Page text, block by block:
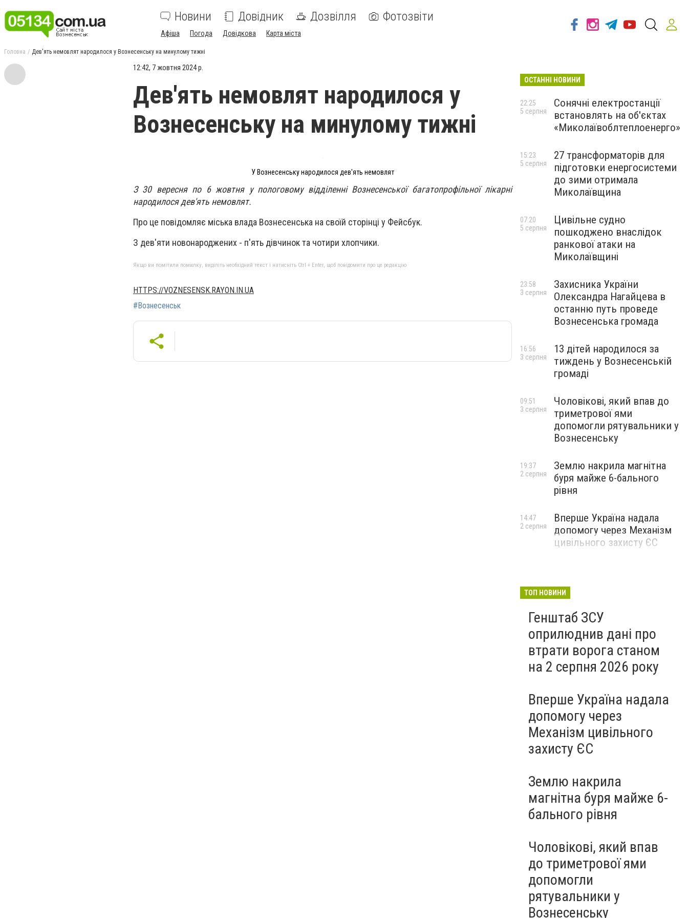
Новини Довідник Дозвілля Фотозвіти
Афіша Погода Довідкова Карта міста
Головна Дев'ять немовлят народилося у Вознесенську на минулому тижні
12:42, 7 жовтня 2024 р.
Дев'ять немовлят народилося у
Вознесенську на минулому тижні
У Вознесенську народилося дев'ять немовлят
З 30 вересня по 6 жовтня у пологовому відділенні Вознесенської багатопрофільної лікарні
народилося дев'ять немовлят.
Про це повідомляє міська влада Вознесенська на своїй сторінці у Фейсбук.
З дев'яти новонароджених - п'ять дівчинок та чотири хлопчики.
Якщо ви помітили помилку, виділіть необхідний текст і натисніть Ctrl + Enter, щоб повідомити про це редакцію
HTTPS://VOZNESENSK.RAYON.IN.UA
#Вознесенськ
ОСТАННІ НОВИНИ
Сонячні електростанції
встановлять на об'єктах
«Миколаївоблтеплоенерго»
22:25
5 серпня
27 трансформаторів для
підготовки енергосистеми
до зими отримала
Миколаївщина
15:23
5 серпня
Цивільне судно
пошкоджено внаслідок
ранкової атаки на
Миколаївщині
07:20
5 серпня
Захисника України
Олександра Нагайцева в
останню путь проведе
Вознесенська громада
23:58
3 серпня
13 дітей народилося за
тиждень у Вознесенській
громаді
16:56
3 серпня
Чоловікові, який впав до
триметрової ями
допомогли рятувальники у
Вознесенську
09:51
3 серпня
Землю накрила магнітна
буря майже 6-бального
рівня
19:37
2 серпня
Вперше Україна надала
допомогу через Механізм
цивільного захисту ЄС
14:47
2 серпня
ТОП НОВИНИ
Генштаб ЗСУ
оприлюднив дані про
втрати ворога станом
на 2 серпня 2026 року
Вперше Україна надала
допомогу через
Механізм цивільного
захисту ЄС
Землю накрила
магнітна буря майже 6-
бального рівня
Чоловікові, який впав
до триметрової ями
допомогли
рятувальники у
Вознесенську